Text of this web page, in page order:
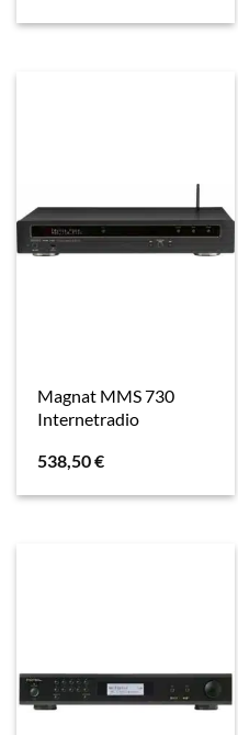
Magnat MMS 730
Internetradio
538,50€